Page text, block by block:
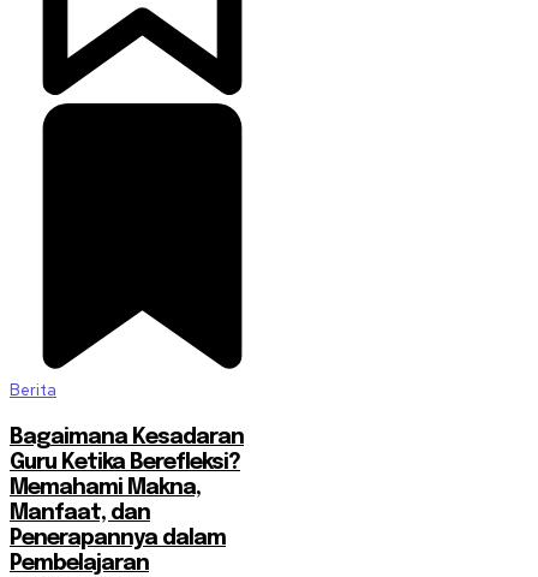
Berita
Bagaimana Kesadaran
Guru Ketika Berefleksi?
Memahami Makna,
Manfaat, dan
Penerapannya dalam
Pembelajaran